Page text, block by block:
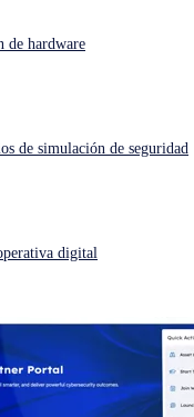
ahora mismo
de hardware
de simulación de seguridad
digital
with
enablement, events,
passionate about
relationships, and
to work with Sophos.